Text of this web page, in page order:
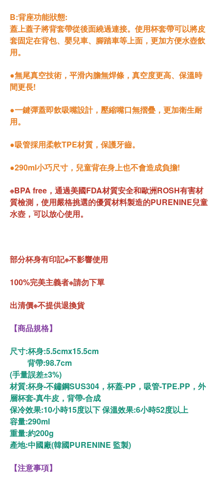
B:背座功能狀態:
蓋上蓋子將背套帶從後面繞過連接。使用杯套帶可以將皮
套固定在背包、嬰兒車、腳踏車等上面，更加方便水壺飲
用。
●無尾真空技術，平滑內膽無焊條，真空度更高、保溫時
間更長!
●一鍵彈蓋即飲吸嘴設計，壓縮嘴口無摺疊，更加衛生耐
用。
●吸管採用柔軟TPE材質，保護牙齒。
●290ml小巧尺寸，兒童背在身上也不會造成負擔!
※BPA free，通過美國FDA材質安全和歐洲ROSH有害材
質檢測，使用嚴格挑選的優質材料製造的PURENINE兒童
水壺，可以放心使用。
部分杯身有印記※不影響使用
100%完美主義者※請勿下單
出清價※不提供退換貨
【商品規格】
尺寸:杯身:5.5cmx15.5cm
背帶:98.7cm
(手量誤差±3%)
材質:杯身-不鏽鋼SUS304，杯蓋-PP，吸管-TPE.PP， 外
層杯套-真牛皮 ，背帶-合成
保冷效果:10小時15度以下 保溫效果:6小時52度以上
容量:290ml
重量:約200g
產地:中國廠(韓國PURENINE 監製)
【注意事項】